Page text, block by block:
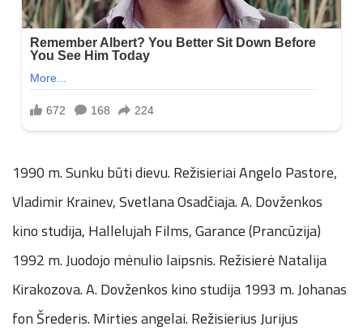
1990 m. Sunku būti dievu. Režisieriai Angelo Pastore,
Vladimir Krainev, Svetlana Osadčiaja. A. Dovženkos
kino studija, Hallelujah Films, Garance (Prancūzija)
1992 m. Juodojo mėnulio laipsnis. Režisierė Natalija
Kirakozova. A. Dovženkos kino studija 1993 m. Johanas
fon Šrederis. Mirties angelai. Režisierius Jurijus